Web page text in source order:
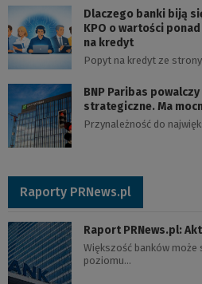
Dlaczego banki biją
KPO o wartości
na kredyt
Popyt na kredyt ze
BNP Paribas
strategiczne. Ma
Przynależność do
Raporty PRNews.pl
Raport PRNews.pl:
Większość banków
poziomu…